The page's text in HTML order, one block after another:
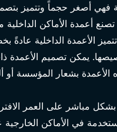
1
فهي أصغر حجماً وتتميز
أعمدة الأماكن
يمكن تصميم
مباشر على العمر
في الأماكن الخارجية